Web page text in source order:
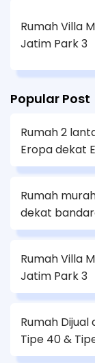
Rumah Villa
Jatim Park 3
Popular Post
Rumah 2
Eropa dekat
Rumah
dekat
Rumah Villa
Jatim Park 3
Rumah
Tipe 40 &